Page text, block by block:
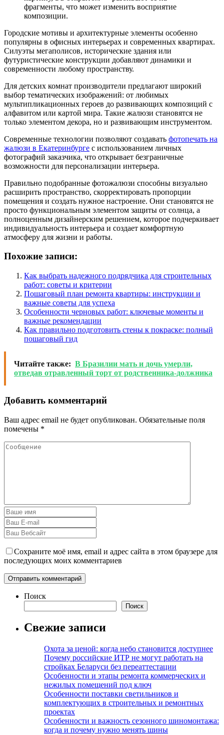
фрагменты, что может изменить восприятие
композиции.
Городские мотивы и архитектурные элементы особенно
популярны в офисных интерьерах и современных квартирах.
Силуэты мегаполисов, исторические здания или
футуристические конструкции добавляют динамики и
современности любому пространству.
Для детских комнат производители предлагают широкий
выбор тематических изображений: от любимых
мультипликационных героев до развивающих композиций с
алфавитом или картой мира. Такие жалюзи становятся не
только элементом декора, но и развивающим инструментом.
Современные технологии позволяют создавать фотопечать на
жалюзи в Екатеринбурге с использованием личных
фотографий заказчика, что открывает безграничные
возможности для персонализации интерьера.
Правильно подобранные фотожалюзи способны визуально
расширить пространство, скорректировать пропорции
помещения и создать нужное настроение. Они становятся не
просто функциональным элементом защиты от солнца, а
полноценным дизайнерским решением, которое подчеркивает
индивидуальность интерьера и создает комфортную
атмосферу для жизни и работы.
Похожие записи:
Как выбрать надежного подрядчика для строительных
работ: советы и критерии
Пошаговый план ремонта квартиры: инструкции и
важные советы для успеха
Особенности черновых работ: ключевые моменты и
важные рекомендации
Как правильно подготовить стены к покраске: полный
пошаговый гид
Читайте также: В Бразилии мать и дочь умерли,
отведав отравленный торт от родственника-должника
Добавить комментарий
Ваш адрес email не будет опубликован. Обязательные поля
помечены *
Сохраните моё имя, email и адрес сайта в этом браузере для
последующих моих комментариев
Поиск
Поиск
Свежие записи
Охота за ценой: когда небо становится доступнее
Почему российские ИТР не могут работать на
стройках Беларуси без переаттестации
Особенности и этапы ремонта коммерческих и
нежилых помещений под ключ
Особенности поставки светильников и
комплектующих в строительных и ремонтных
проектах
Особенности и важность сезонного шиномонтажа:
когда и почему нужно менять шины